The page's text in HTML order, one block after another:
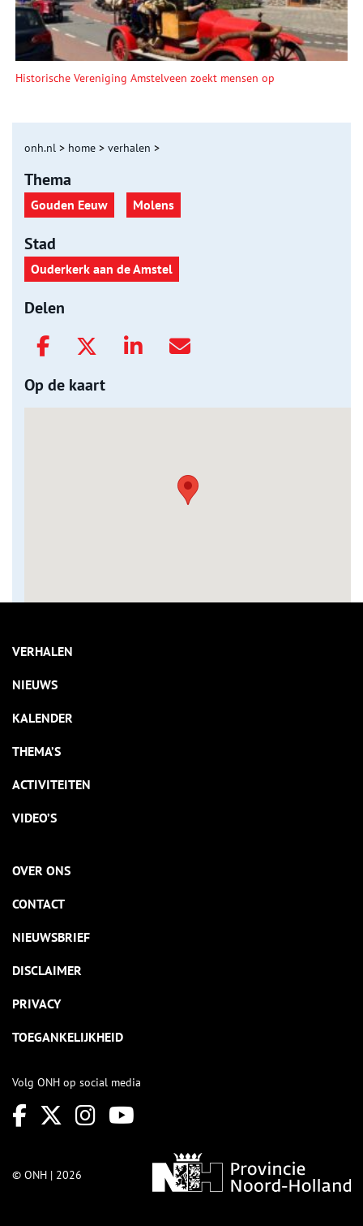
Historische Vereniging Amstelveen zoekt mensen op
onh.nl > home > verhalen >
Thema
Gouden Eeuw Molens
Stad
Ouderkerk aan de Amstel
Delen
Op de kaart
VERHALEN
NIEUWS
KALENDER
THEMA’S
ACTIVITEITEN
VIDEO’S
OVER ONS
CONTACT
NIEUWSBRIEF
DISCLAIMER
PRIVACY
TOEGANKELIJKHEID
Volg ONH op social media
© ONH | 2026